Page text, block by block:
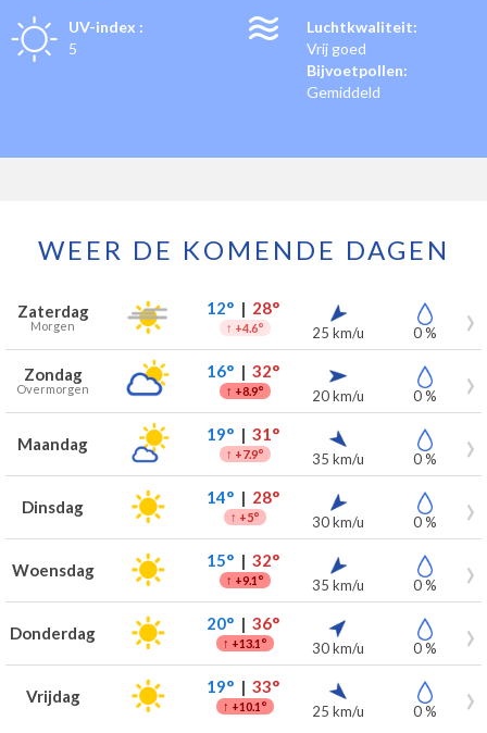
UV-index :
5
Luchtkwaliteit:
Vrij goed
Bijvoetpollen:
Gemiddeld
WEER DE KOMENDE DAGEN
Weersverwachting voor Kortenaken voor de komende 7 dagen
Dag Weer Temperaturen Wind Neerslag
Zaterdag
Morgen
12°| 28°
↑ +4.6° 25 km/u 0 %
Zondag
Overmorgen
16°| 32°
↑ +8.9° 20 km/u 0 %
Maandag 19°| 31°
↑ +7.9° 35 km/u 0 %
Dinsdag 14°| 28°
↑ +5° 30 km/u 0 %
Woensdag 15°| 32°
↑ +9.1° 35 km/u 0 %
Donderdag 20°| 36°
↑ +13.1° 30 km/u 0 %
Vrijdag 19°| 33°
↑ +10.1° 25 km/u 0 %